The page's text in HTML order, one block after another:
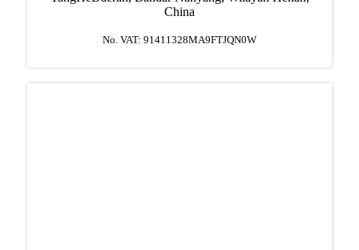
China
No. VAT: 91411328MA9FTJQN0W